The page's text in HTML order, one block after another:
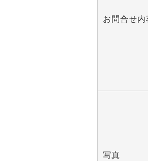
お問合せ
写真